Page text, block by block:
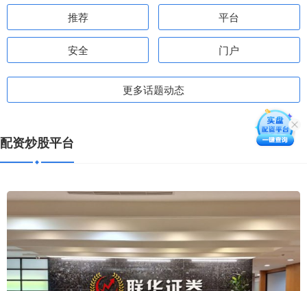
推荐 平台
安全 门户
更多话题动态
配资炒股平台